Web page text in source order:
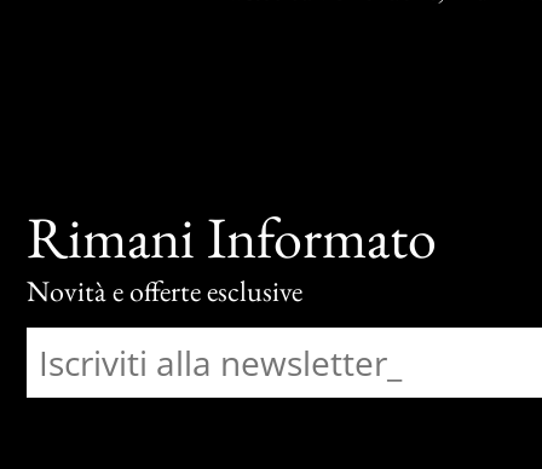
Rimani Informato
Novità e offerte esclusive